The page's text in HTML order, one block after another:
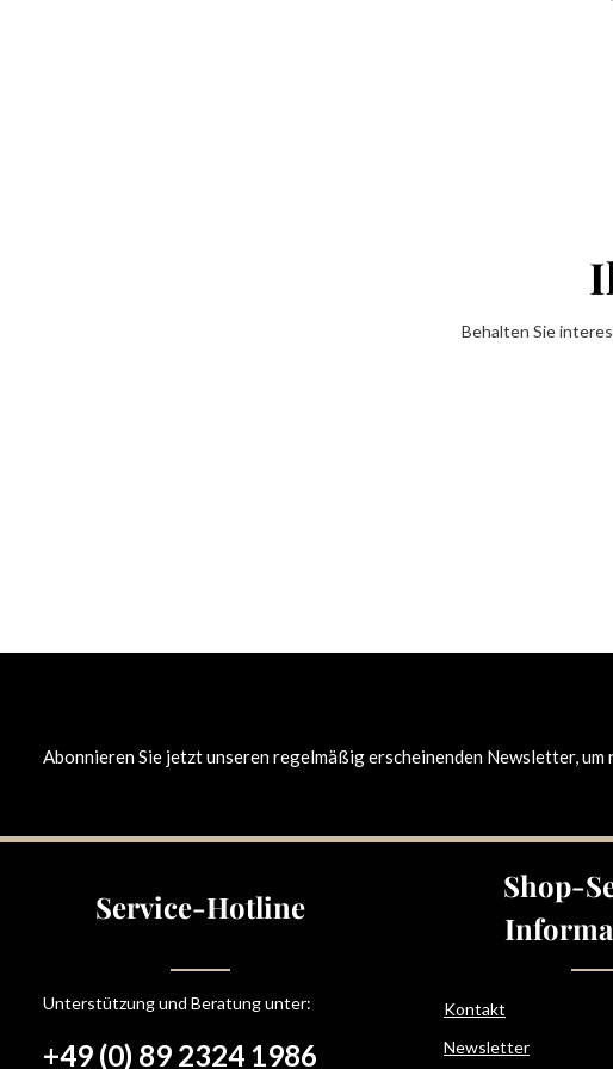
Behalten Sie
Abonnieren Sie jetzt unseren regelmäßig erscheinenden Newsletter,
Service-Hotline
Unterstützung und Beratung unter:
+49 (0) 89 2324 1986
Shop-
Kontakt
Newsletter